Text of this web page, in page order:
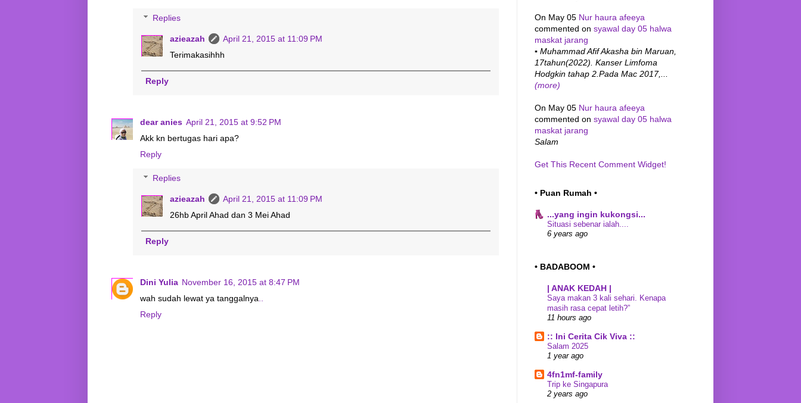
Replies
azieazah
April 21, 2015 at 11:09 PM
Terimakasihhh
Reply
dear anies April 21, 2015 at 9:52 PM
Akk kn bertugas hari apa?
Reply
Replies
azieazah
April 21, 2015 at 11:09 PM
26hb April Ahad dan 3 Mei Ahad
Reply
Dini Yulia November 16, 2015 at 8:47 PM
wah sudah lewat ya tanggalnya
Reply
On May 05 Nur haura afeeya
commented on syawal day 05 halwa
maskat jarang
▪ Muhammad Afif Akasha bin Maruan,
17tahun(2022). Kanser Limfoma
Hodgkin tahap 2.Pada Mac 2017,...
(more)
On May 05 Nur haura afeeya
commented on syawal day 05 halwa
maskat jarang
Salam
Get This Recent Comment Widget!
• Puan Rumah •
...yang ingin kukongsi...
Situasi sebenar ialah....
6 years ago
• BADABOOM •
| ANAK KEDAH |
Saya makan 3 kali sehari. Kenapa
masih rasa cepat letih?”
11 hours ago
:: Ini Cerita Cik Viva ::
Salam 2025
1 year ago
4fn1mf-family
Trip ke Singapura
2 years ago